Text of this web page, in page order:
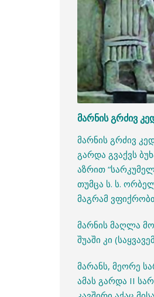
მარნის გრძივ
მარნის გრძივ
გარდა გვაქვს
აზრით
თუმცა ს. ს.
მაგრამ
მარნის მაღლა
შუაში კი
მარანს, მეორე
ამას გარდა II